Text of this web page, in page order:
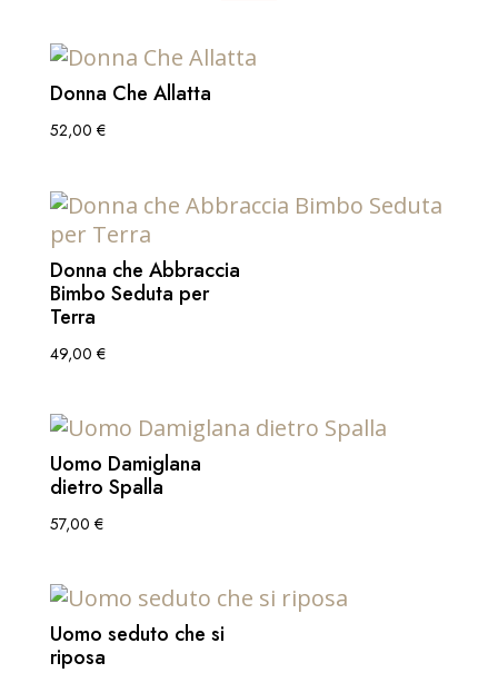
Donna Che Allatta
52,00 €
Donna che Abbraccia
Bimbo Seduta per
Terra
49,00 €
Uomo Damiglana
dietro Spalla
57,00 €
Uomo seduto che si
riposa